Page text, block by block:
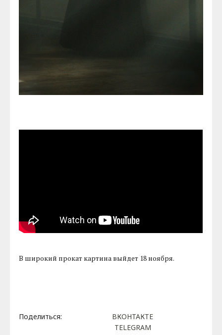
В широкий прокат картина выйдет 18 ноября.
Поделиться:
ВКОНТАКТЕ
TELEGRAM